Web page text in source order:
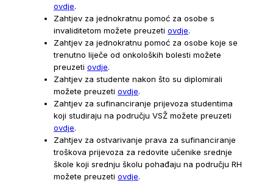
ovdje.
Zahtjev za jednokratnu pomoć za osobe s
invaliditetom možete preuzeti ovdje.
Zahtjev za jednokratnu pomoć za osobe koje se
trenutno liječe od onkoloških bolesti možete
preuzeti ovdje.
Zahtjev za studente nakon što su diplomirali
možete preuzeti ovdje.
Zahtjev za sufinanciranje prijevoza studentima
koji studiraju na području VSŽ možete preuzeti
ovdje.
Zahtjev za ostvarivanje prava za sufinanciranje
troškova prijevoza za redovite učenike srednje
škole koji srednju školu pohađaju na području RH
možete preuzeti ovdje.